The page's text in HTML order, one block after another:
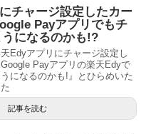
チャージ設定したカー
Payアプリでもチ
になるのかも!?
天Edyアプリにチャージ設定し
Payアプリの楽天Edyで
になるのかも!』とひらめいた
記事を読む